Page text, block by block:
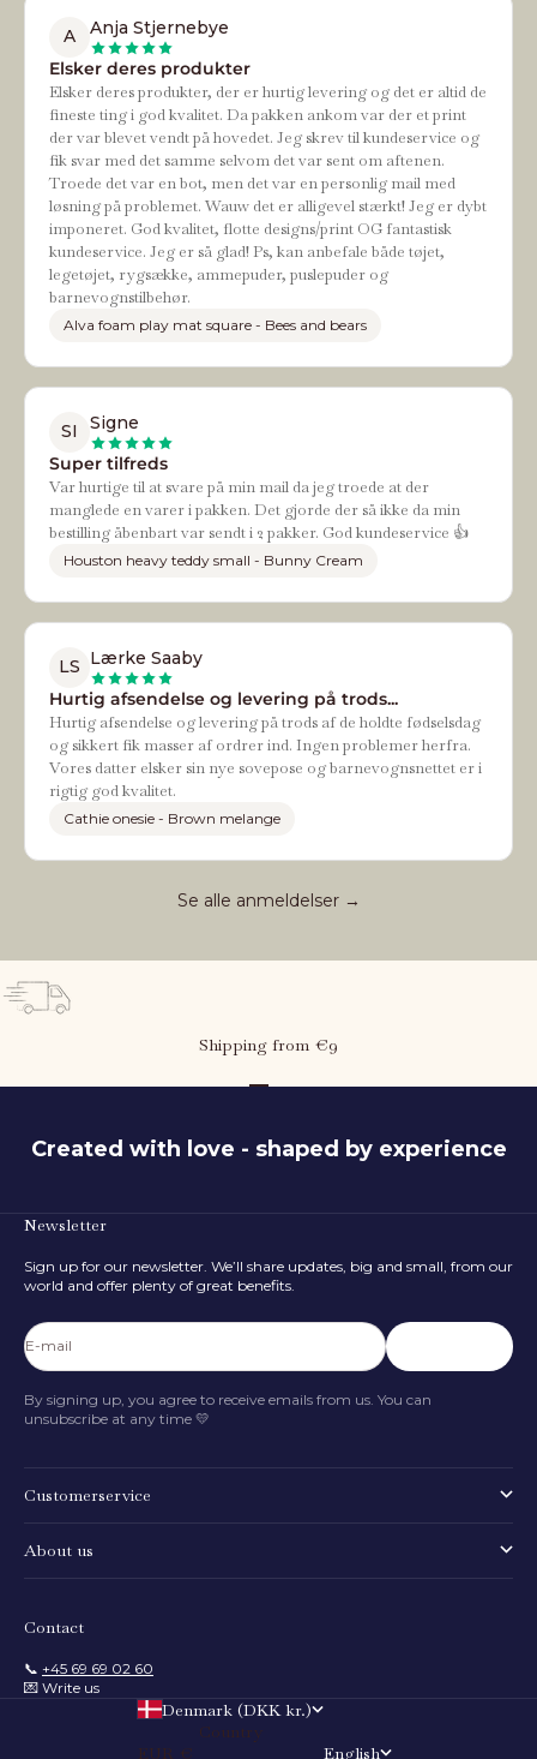
A
Anja Stjernebye
Elsker deres produkter
Elsker deres produkter, der er hurtig levering og det er altid de
fineste ting i god kvalitet. Da pakken ankom var der et print
der var blevet vendt på hovedet. Jeg skrev til kundeservice og
fik svar med det samme selvom det var sent om aftenen.
Troede det var en bot, men det var en personlig mail med
løsning på problemet. Wauw det er alligevel stærkt! Jeg er dybt
imponeret. God kvalitet, flotte designs/print OG fantastisk
kundeservice. Jeg er så glad! Ps, kan anbefale både tøjet,
legetøjet, rygsække, ammepuder, puslepuder og
barnevognstilbehør.
Alva foam play mat square - Bees and bears
SI
Signe
Super tilfreds
Var hurtige til at svare på min mail da jeg troede at der
manglede en varer i pakken. Det gjorde der så ikke da min
bestilling åbenbart var sendt i 2 pakker. God kundeservice 👍
Houston heavy teddy small - Bunny Cream
LS Lærke Saaby
Hurtig afsendelse og levering på trods...
Hurtig afsendelse og levering på trods af de holdte fødselsdag
og sikkert fik masser af ordrer ind. Ingen problemer herfra.
Vores datter elsker sin nye sovepose og barnevognsnettet er i
rigtig god kvalitet.
Cathie onesie - Brown melange
Se alle anmeldelser →
Shipping from €9
Go to item 1
Created with love - shaped by experience
Newsletter
Sign up for our newsletter. We’ll share updates, big and small, from our
world and offer plenty of great benefits.
E-mail
By signing up, you agree to receive emails from us. You can
unsubscribe at any time 💛
Customerservice
About us
Contact
📞 +45 69 69 02 60
💌 Write us
Denmark (DKK kr.)
Country
EUR €
English